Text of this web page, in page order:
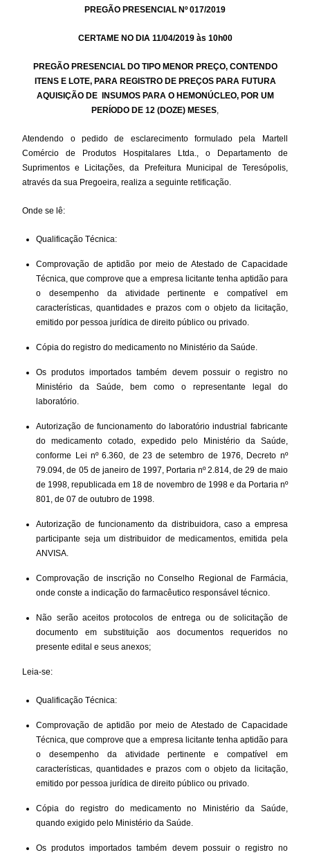
PREGÃO PRESENCIAL Nº 017/2019
CERTAME NO DIA 11/04/2019 às 10h00
PREGÃO PRESENCIAL DO TIPO MENOR PREÇO, CONTENDO
ITENS E LOTE, PARA REGISTRO DE PREÇOS PARA FUTURA
AQUISIÇÃO DE INSUMOS PARA O HEMONÚCLEO, POR UM
PERÍODO DE 12 (DOZE) MESES,
Atendendo o pedido de esclarecimento formulado pela Martell
Comércio de Produtos Hospitalares Ltda., o Departamento de
Suprimentos e Licitações, da Prefeitura Municipal de Teresópolis,
através da sua Pregoeira, realiza a seguinte retificação.
Onde se lê:
Qualificação Técnica:
Comprovação de aptidão por meio de Atestado de Capacidade
Técnica, que comprove que a empresa licitante tenha aptidão para
o desempenho da atividade pertinente e compatível em
características, quantidades e prazos com o objeto da licitação,
emitido por pessoa jurídica de direito público ou privado.
Cópia do registro do medicamento no Ministério da Saúde.
Os produtos importados também devem possuir o registro no
Ministério da Saúde, bem como o representante legal do
laboratório.
Autorização de funcionamento do laboratório industrial fabricante
do medicamento cotado, expedido pelo Ministério da Saúde,
conforme Lei nº 6.360, de 23 de setembro de 1976, Decreto nº
79.094, de 05 de janeiro de 1997, Portaria nº 2.814, de 29 de maio
de 1998, republicada em 18 de novembro de 1998 e da Portaria nº
801, de 07 de outubro de 1998.
Autorização de funcionamento da distribuidora, caso a empresa
participante seja um distribuidor de medicamentos, emitida pela
ANVISA.
Comprovação de inscrição no Conselho Regional de Farmácia,
onde conste a indicação do farmacêutico responsável técnico.
Não serão aceitos protocolos de entrega ou de solicitação de
documento em substituição aos documentos requeridos no
presente edital e seus anexos;
Leia-se:
Qualificação Técnica:
Comprovação de aptidão por meio de Atestado de Capacidade
Técnica, que comprove que a empresa licitante tenha aptidão para
o desempenho da atividade pertinente e compatível em
características, quantidades e prazos com o objeto da licitação,
emitido por pessoa jurídica de direito público ou privado.
Cópia do registro do medicamento no Ministério da Saúde,
quando exigido pelo Ministério da Saúde.
Os produtos importados também devem possuir o registro no